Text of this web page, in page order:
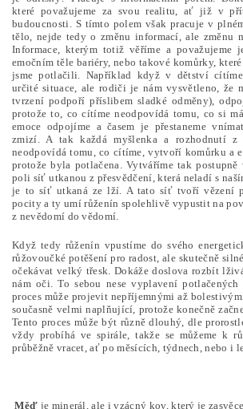
které považujeme za svou realitu, ať již v
budoucnosti. S tímto polem však pracuje v
tělo, nejde tedy o změnu informací, ale změnu
Informace, kterým totiž věříme a
emočním těle bariéry, nebo takové komůrky,
jsme potlačili. Například když v dětství
určité situace, ale rodiči je nám vysvětleno, že
tvrzení podpoří příslibem sladké odměny),
protože to, co cítíme neodpovídá tomu, co si
emoce odpojíme a časem je přestaneme
zmizí. A tak každá myšlenka a rozhodnutí
neodpovídá tomu, co cítíme, vytvoří komůrku a
protože byla potlačena. Vytváříme tak postupně
poli síť utkanou z přesvědčení, která neladí s
je to síť utkaná ze lží. A tato síť tvoří vězení
pocity a ty umí růženín spolehlivě vypustit na
z nevědomí do vědomí.
Když tedy růženín vpustíme do svého
růžovoučké potěšení pro radost, ale skutečně
očekávat velký třesk. Dokáže doslova rozbít
nám oči. To sebou nese vyplavení
proces může projevit nepříjemnými až
současně velmi naplňující, protože konečně
Tento proces může být různě dlouhý, dle
vždy probíhá ve spirále, takže se můžeme k
průběžně vracet, ať po měsících, týdnech, nebo i
Měď je minerál, ale i vzácný kov, který je